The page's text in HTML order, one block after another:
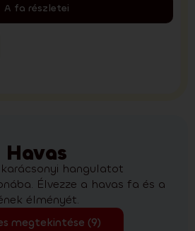
A fa részletei
Havas
hangulatot
Élvezze a havas fa és a
élményét.
megtekintése (9)